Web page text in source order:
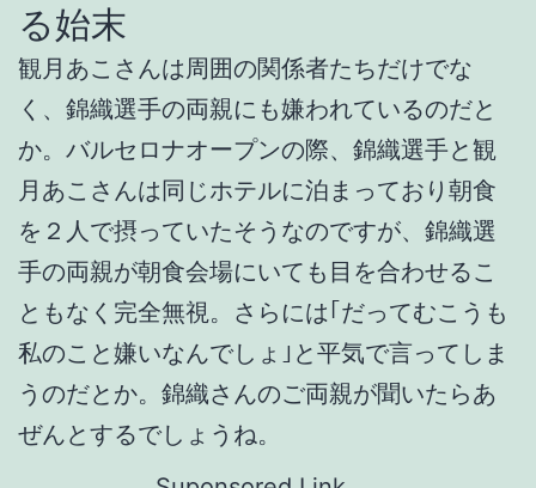
る始末
観月あこさんは周囲の関係者たちだけでな
く、錦織選手の両親にも嫌われているのだと
か。バルセロナオープンの際、錦織選手と観
月あこさんは同じホテルに泊まっており朝食
を２人で摂っていたそうなのですが、錦織選
手の両親が朝食会場にいても目を合わせるこ
ともなく完全無視。さらには｢だってむこうも
私のこと嫌いなんでしょ｣と平気で言ってしま
うのだとか。錦織さんのご両親が聞いたらあ
ぜんとするでしょうね。